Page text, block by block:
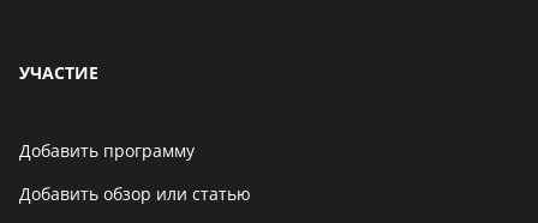
УЧАСТИЕ
Добавить программу
Добавить обзор или статью